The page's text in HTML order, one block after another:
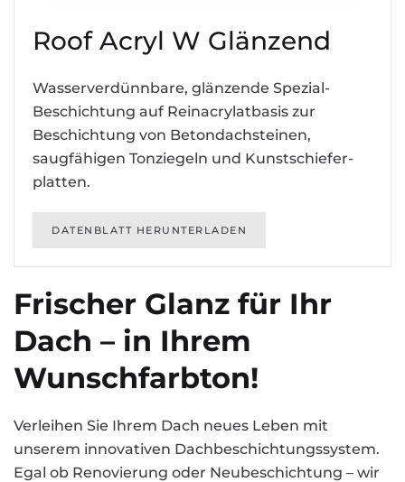
Roof Acryl W Glänzend
Wasserverdünnbare, glänzende Spezial-
Beschichtung auf Reinacrylatbasis zur
Beschichtung von Betondachsteinen,
saugfähigen Tonziegeln und Kunst­schiefer­
platten.
DATENBLATT HERUNTERLADEN
Frischer Glanz für Ihr
Dach – in Ihrem
Wunschfarbton!
Verleihen Sie Ihrem Dach neues Leben mit
unserem innovativen Dachbeschichtungssystem.
Egal ob Renovierung oder Neubeschichtung – wir